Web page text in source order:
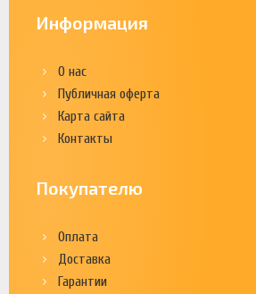
Информация
О нас
Публичная оферта
Карта сайта
Контакты
Покупателю
Оплата
Доставка
Гарантии